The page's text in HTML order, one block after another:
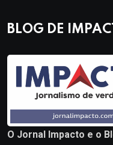
BLOG DE
O Jornal Impacto e o